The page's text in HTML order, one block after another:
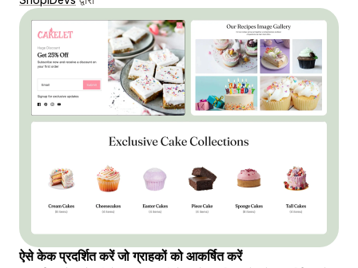
ऐसे केक प्रदर्शित करें जो ग्राहकों को आकर्षित करें